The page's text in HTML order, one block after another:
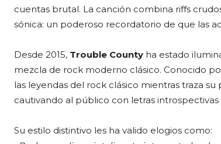
cuentas brutal. La canción combina riffs
sónica: un poderoso recordatorio de que las
Desde 2015, Trouble County ha estado
mezcla de rock moderno clásico. Conocido
las leyendas del rock clásico mientras traza
cautivando al público con letras
Su estilo distintivo les ha valido elogios como: